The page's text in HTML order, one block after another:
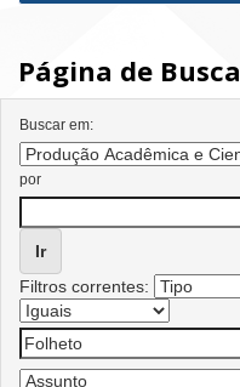
Página de Busca
Buscar em:
por
Filtros correntes: